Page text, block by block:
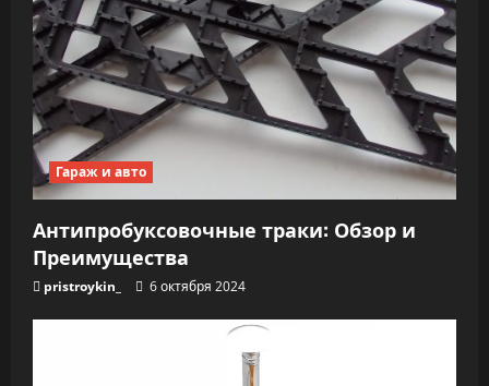
Гараж и авто
Антипробуксовочные траки: Обзор и
Преимущества
pristroykin_ 6 октября 2024